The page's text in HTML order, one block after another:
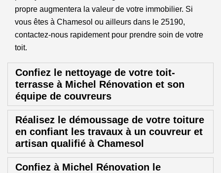
propre augmentera la valeur de votre immobilier. Si
vous êtes à Chamesol ou ailleurs dans le 25190,
contactez-nous rapidement pour prendre soin de votre
toit.
Confiez le nettoyage de votre toit-
terrasse à Michel Rénovation et son
équipe de couvreurs
Réalisez le démoussage de votre toiture
en confiant les travaux à un couvreur et
artisan qualifié à Chamesol
Confiez à Michel Rénovation le